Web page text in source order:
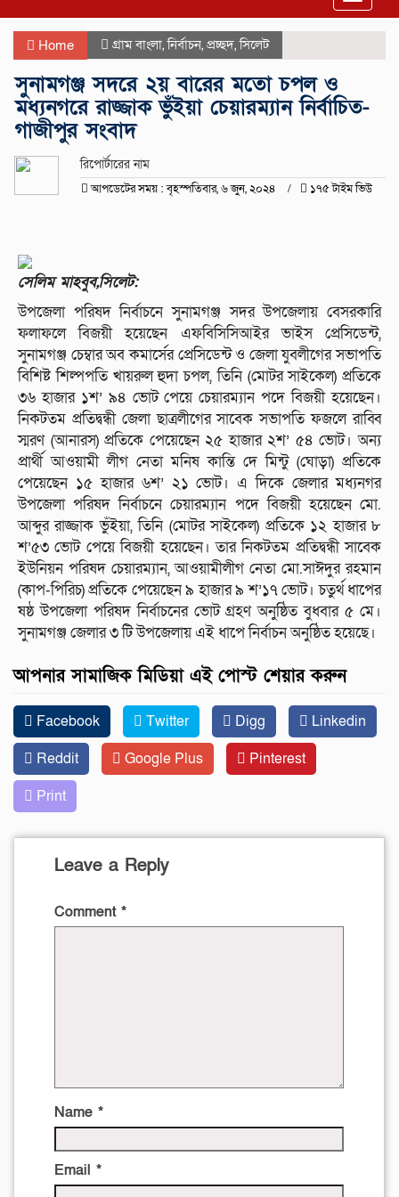
Home গ্রাম বাংলা,নির্বাচন, প্রচ্ছদ,সিলেট
সুনামগঞ্জ সদরে ২য় বারের মতো চপল ও
মধ্যনগরে রাজ্জাক ভুঁইয়া চেয়ারম্যান নির্বাচিত-
গাজীপুর সংবাদ
রিপোর্টারের নাম
আপডেটের সময় : বৃহস্পতিবার, ৬ জুন, ২০২৪ ১৭৫ টাইম ভিউ
সেলিম মাহবুব,সিলেট:
উপজেলা পরিষদ নির্বাচনে সুনামগঞ্জ সদর উপজেলায় বেসরকারি
ফলাফলে বিজয়ী হয়েছেন এফবিসিসিআইর ভাইস প্রেসিডেন্ট,
সুনামগঞ্জ চেম্বার অব কমার্সের প্রেসিডেন্ট ও জেলা যুবলীগের সভাপতি
বিশিষ্ট শিল্পপতি খায়রুল হুদা চপল, তিনি (মোটর সাইকেল) প্রতিকে
৩৬ হাজার ১শ’ ৯৪ ভোট পেয়ে চেয়ারম্যান পদে বিজয়ী হয়েছেন।
নিকটতম প্রতিদ্বন্ধী জেলা ছাত্রলীগের সাবেক সভাপতি ফজলে রাব্বি
স্মরণ (আনারস) প্রতিকে পেয়েছেন ২৫ হাজার ২শ’ ৫৪ ভোট। অন্য
প্রার্থী আওয়ামী লীগ নেতা মনিষ কান্তি দে মিন্টু (ঘোড়া) প্রতিকে
পেয়েছেন ১৫ হাজার ৬শ’ ২১ ভোট। এ দিকে জেলার মধ্যনগর
উপজেলা পরিষদ নির্বাচনে চেয়ারম্যান পদে বিজয়ী হয়েছেন মো.
আব্দুর রাজ্জাক ভুঁইয়া, তিনি (মোটর সাইকেল) প্রতিকে ১২ হাজার ৮
শ’৫৩ ভোট পেয়ে বিজয়ী হয়েছেন। তার নিকটতম প্রতিদ্বন্ধী সাবেক
ইউনিয়ন পরিষদ চেয়ারম্যান, আওয়ামীলীগ নেতা মো.সাঈদুর রহমান
(কাপ-পিরিচ) প্রতিকে পেয়েছেন ৯ হাজার ৯ শ’১৭ ভোট। চতুর্থ ধাপের
ষষ্ঠ উপজেলা পরিষদ নির্বাচনের ভোট গ্রহণ অনুষ্ঠিত বুধবার ৫ মে।
সুনামগঞ্জ জেলার ৩ টি উপজেলায় এই ধাপে নির্বাচন অনুষ্ঠিত হয়েছে।
আপনার সামাজিক মিডিয়া এই পোস্ট শেয়ার করুন
Facebook Twitter Digg
Linkedin
Reddit
Google Plus
Pinterest
Print
Leave a Reply
Comment *
Name *
Email *